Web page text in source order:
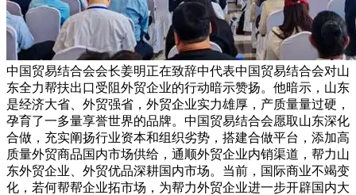
中国贸易结合会会长姜明正在致辞中代表中国贸易结合会对山
东全力帮扶出口受阻外贸企业的行动暗示赞扬。他暗示，山东
是经济大省、外贸强省，外贸企业实力雄厚，产质量量过硬，
孕育了一多量享誉世界的品牌。中国贸易结合会愿取山东深化
合做，充实阐扬行业资本和组织劣势，搭建合做平台，添加高
质量外贸商品国内市场供给，通顺外贸企业内销渠道，帮力山
东外贸企业、外贸优品深耕国内市场。当前，国际商业不竭变
化，若何帮帮企业拓市场，为帮力外贸企业进一步开辟国内大